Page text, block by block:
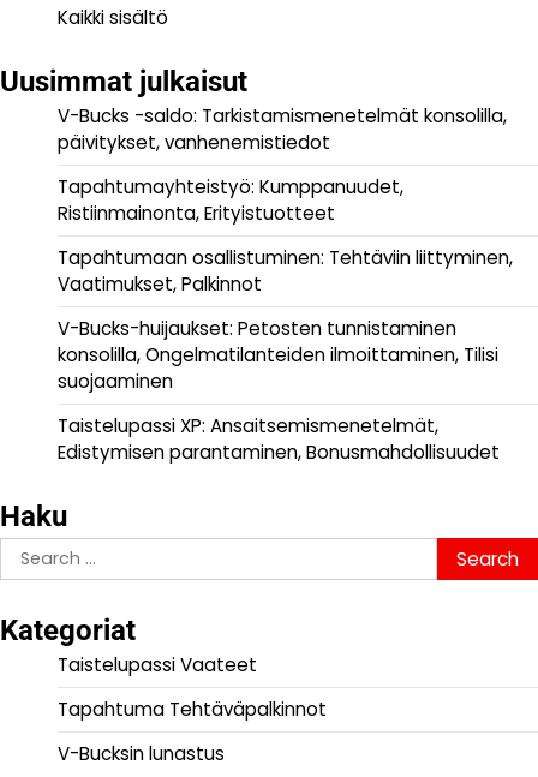
Kaikki sisältö
Uusimmat julkaisut
V-Bucks -saldo: Tarkistamismenetelmät konsolilla,
päivitykset, vanhenemistiedot
Tapahtumayhteistyö: Kumppanuudet,
Ristiinmainonta, Erityistuotteet
Tapahtumaan osallistuminen: Tehtäviin liittyminen,
Vaatimukset, Palkinnot
V-Bucks-huijaukset: Petosten tunnistaminen
konsolilla, Ongelmatilanteiden ilmoittaminen, Tilisi
suojaaminen
Taistelupassi XP: Ansaitsemismenetelmät,
Edistymisen parantaminen, Bonusmahdollisuudet
Haku
Search
for:
Kategoriat
Taistelupassi Vaateet
Tapahtuma Tehtäväpalkinnot
V-Bucksin lunastus